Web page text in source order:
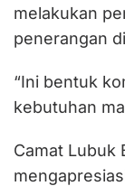
melakukan
penerangan
“Ini bentuk
kebutuhan
Camat Lubuk